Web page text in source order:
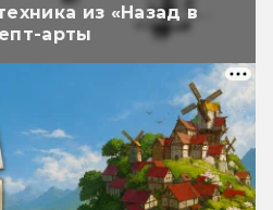
из «Назад в
арты